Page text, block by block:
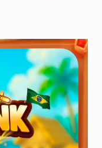
Atualizar